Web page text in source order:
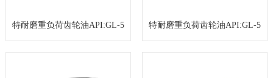
特耐磨重负荷齿轮油API:GL-5 特耐磨重负荷齿轮油API:GL-5